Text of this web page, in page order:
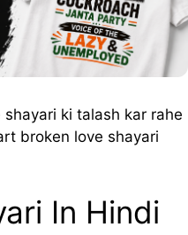
ki talash kar rahe
broken love shayari
In Hindi